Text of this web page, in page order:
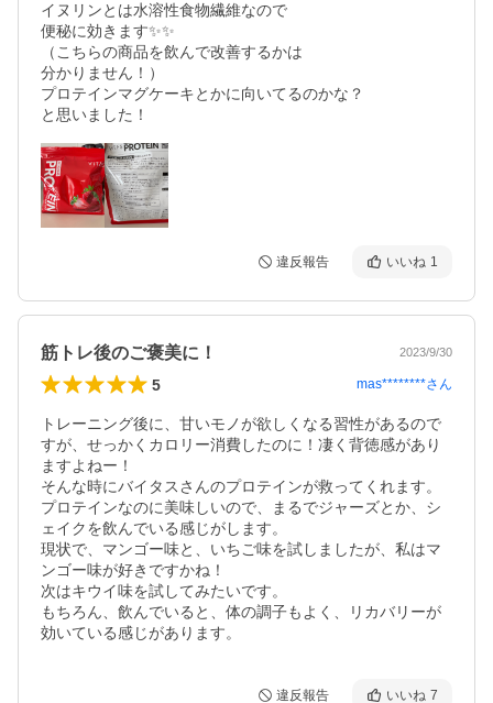
イヌリンとは水溶性食物繊維なので
便秘に効きます✨✨
（こちらの商品を飲んで改善するかは
分かりません！）
プロテインマグケーキとかに向いてるのかな？
と思いました！
違反報告 いいね 1
筋トレ後のご褒美に！ 2023/9/30
5 mas********さん
トレーニング後に、甘いモノが欲しくなる習性があるので
すが、せっかくカロリー消費したのに！凄く背徳感があり
ますよねー！
そんな時にバイタスさんのプロテインが救ってくれます。
プロテインなのに美味しいので、まるでジャーズとか、シ
ェイクを飲んでいる感じがします。
現状で、マンゴー味と、いちご味を試しましたが、私はマ
ンゴー味が好きですかね！
次はキウイ味を試してみたいです。
もちろん、飲んでいると、体の調子もよく、リカバリーが
効いている感じがあります。
違反報告 いいね 7